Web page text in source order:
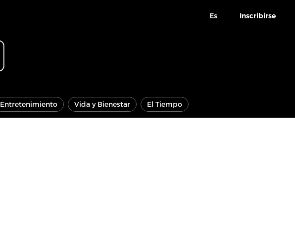
Es Inscribirse
Entretenimiento Vida y Bienestar El Tiempo